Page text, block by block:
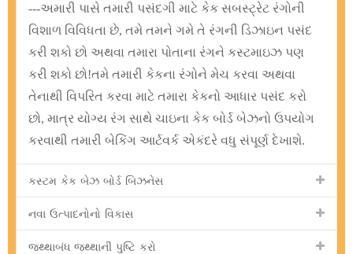
---અમારી પાસે તમારી પસંદગી માટે કેક સબસ્ટ્રેટ રંગોની
વિશાળ વિવિધતા છે, તમે તમને ગમે તે રંગની ડિઝાઇન પસંદ
કરી શકો છો અથવા તમારા પોતાના રંગને કસ્ટમાઇઝ પણ
કરી શકો છો!તમે તમારી કેકના રંગોને મેચ કરવા અથવા
તેનાથી વિપરિત કરવા માટે તમારા કેકનો આધાર પસંદ કરો
છો, માત્ર યોગ્ય રંગ સાથે ચાઇના કેક બોર્ડ બેઝનો ઉપયોગ
કરવાથી તમારી બેકિંગ આર્ટવર્ક એકંદરે વધુ સંપૂર્ણ દેખાશે.
કસ્ટમ કેક બેઝ બોર્ડ બિઝનેસ
નવા ઉત્પાદનોનો વિકાસ
જથ્થાબંધ જથ્થાની પુષ્ટિ કરો